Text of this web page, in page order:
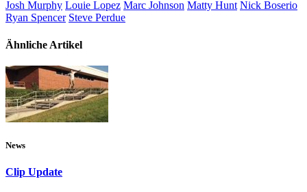
Josh Murphy Louie Lopez Marc Johnson Matty Hunt Nick Boserio
Ryan Spencer Steve Perdue
Ähnliche Artikel
News
Clip Update